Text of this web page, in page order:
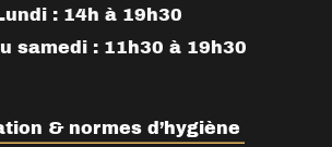
: 14h à 19h30
samedi : 11h30 à 19h30
& normes d’hygiène